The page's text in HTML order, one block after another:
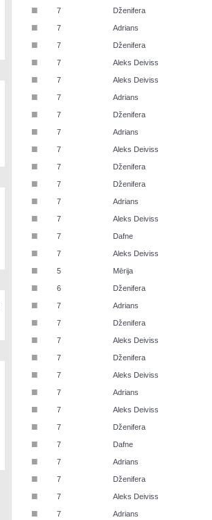
■ 7 Dženifera
■ 7 Adrians
■ 7 Dženifera
■ 7 Aleks Deiviss
■ 7 Aleks Deiviss
■ 7 Adrians
■ 7 Dženifera
■ 7 Adrians
■ 7 Aleks Deiviss
■ 7 Dženifera
■ 7 Dženifera
■ 7 Adrians
■ 7 Aleks Deiviss
■ 7 Dafne
■ 7 Aleks Deiviss
■ 5 Mērija
■ 6 Dženifera
■ 7 Adrians
■ 7 Dženifera
■ 7 Aleks Deiviss
■ 7 Dženifera
■ 7 Aleks Deiviss
■ 7 Adrians
■ 7 Aleks Deiviss
■ 7 Dženifera
■ 7 Dafne
■ 7 Adrians
■ 7 Dženifera
■ 7 Aleks Deiviss
■ 7 Adrians